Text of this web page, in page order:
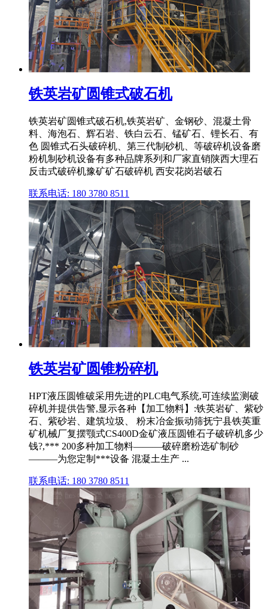
铁英岩矿圆锥式破石机
铁英岩矿圆锥式破石机,铁英岩矿、金钢砂、混凝土骨
料、海泡石、辉石岩、铁白云石、锰矿石、锂长石、有
色 圆锥式石头破碎机、第三代制砂机、等破碎机设备磨
粉机制砂机设备有多种品牌系列和厂家直销陕西大理石
反击式破碎机豫矿矿石破碎机 西安花岗岩破石
联系电话: 180 3780 8511
铁英岩矿圆锥粉碎机
HPT液压圆锥破采用先进的PLC电气系统,可连续监测破
碎机并提供告警,显示各种【加工物料】:铁英岩矿、紫砂
石、紫砂岩、建筑垃圾、 粉末冶金振动筛抚宁县铁英重
矿机械厂复摆颚式CS400D金矿液压圆锥石子破碎机多少
钱?,*** 200多种加工物料———破碎磨粉选矿制砂
———为您定制***设备 混凝土生产 ...
联系电话: 180 3780 8511